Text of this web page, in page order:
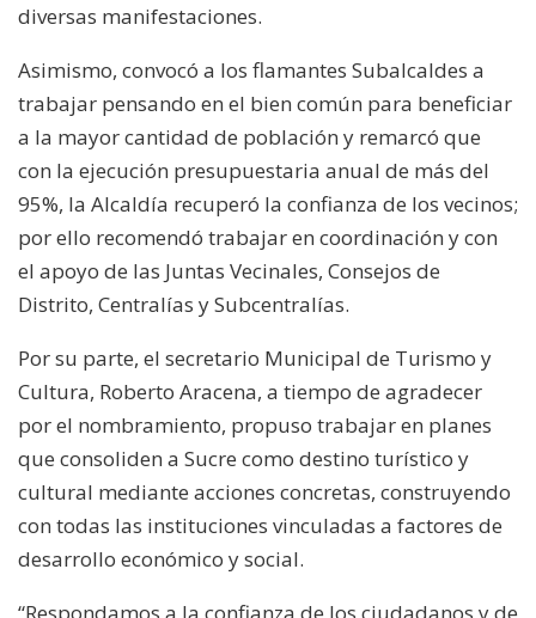
diversas manifestaciones.
Asimismo, convocó a los flamantes Subalcaldes a
trabajar pensando en el bien común para beneficiar
a la mayor cantidad de población y remarcó que
con la ejecución presupuestaria anual de más del
95%, la Alcaldía recuperó la confianza de los vecinos;
por ello recomendó trabajar en coordinación y con
el apoyo de las Juntas Vecinales, Consejos de
Distrito, Centralías y Subcentralías.
Por su parte, el secretario Municipal de Turismo y
Cultura, Roberto Aracena, a tiempo de agradecer
por el nombramiento, propuso trabajar en planes
que consoliden a Sucre como destino turístico y
cultural mediante acciones concretas, construyendo
con todas las instituciones vinculadas a factores de
desarrollo económico y social.
“Respondamos a la confianza de los ciudadanos y de